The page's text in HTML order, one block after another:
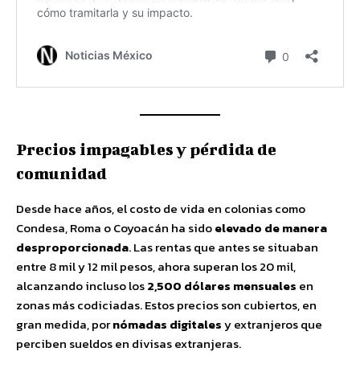
Precios impagables y pérdida de
comunidad
Desde hace años, el costo de vida en colonias como
Condesa, Roma o Coyoacán ha sidoelevado de manera
desproporcionada. Las rentas que antes se situaban
entre 8 mil y 12 mil pesos, ahora superan los 20 mil,
alcanzando incluso los2,500 dólares mensuales en
zonas más codiciadas. Estos precios son cubiertos, en
gran medida, pornómadas digitalesy extranjeros que
perciben sueldos en divisas extranjeras.